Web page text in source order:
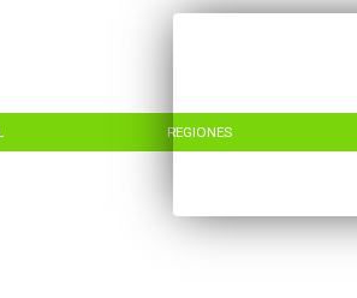
REGIONES